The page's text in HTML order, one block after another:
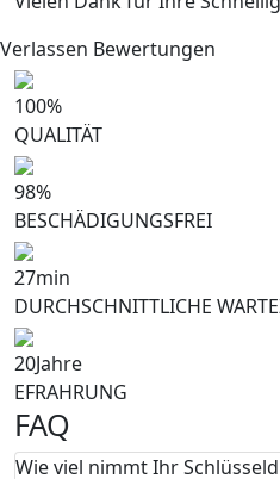
Verlassen Bewertungen
100%
QUALITÄT
98%
BESCHÄDIGUNGSFREI
27min
DURCHSCHNITTLICHE
20Jahre
EFRAHRUNG
FAQ
Wie viel nimmt Ihr